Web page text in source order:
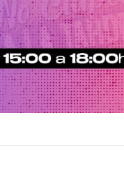
ROMERÍA AL